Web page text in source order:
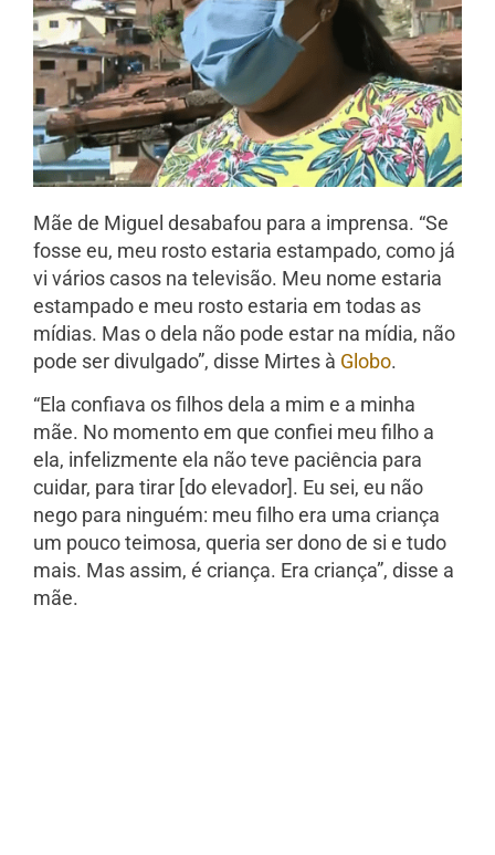
Mãe de Miguel desabafou para a imprensa. “Se
fosse eu, meu rosto estaria estampado, como já
vi vários casos na televisão. Meu nome estaria
estampado e meu rosto estaria em todas as
mídias. Mas o dela não pode estar na mídia, não
pode ser divulgado”, disse Mirtes à Globo.
“Ela confiava os filhos dela a mim e a minha
mãe. No momento em que confiei meu filho a
ela, infelizmente ela não teve paciência para
cuidar, para tirar [do elevador]. Eu sei, eu não
nego para ninguém: meu filho era uma criança
um pouco teimosa, queria ser dono de si e tudo
mais. Mas assim, é criança. Era criança”, disse a
mãe.